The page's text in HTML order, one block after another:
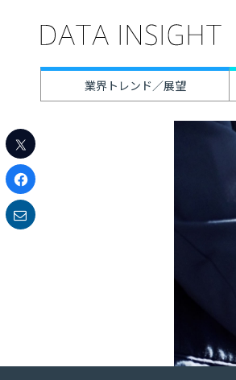
業界トレンド／展望